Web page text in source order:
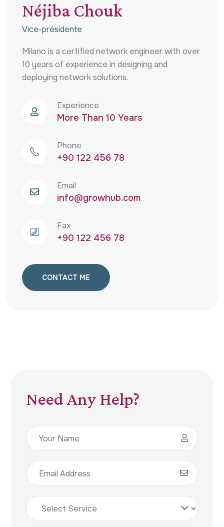
Néjiba Chouk
Vice-présidente
Milano is a certified network engineer with over
10 years of experience in designing and
deploying network solutions.
Experience
More Than 10 Years
Phone
+90 122 456 78
Email
info@growhub.com
Fax
+90 122 456 78
CONTACT ME
Need Any Help?